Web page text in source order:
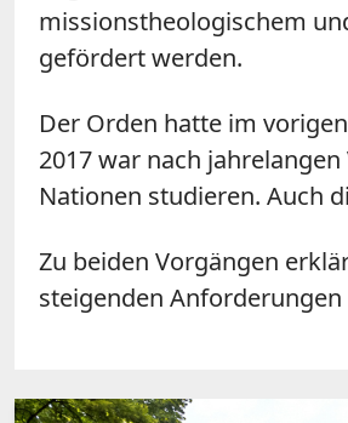
missionstheologischem
gefördert werden.
Der Orden hatte im
2017 war nach
Nationen studieren. Auch
Zu beiden Vorgängen
steigenden